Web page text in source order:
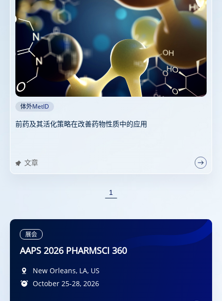
体外MetID
前药及其活化策略在改善药物性质中的应用
文章
1
展会
AAPS 2026 PHARMSCI 360
New Orleans, LA, US
October 25-28, 2026
展会
DMDG-GMP-SPS Joint Meeting 2026
Diplomat Hotel Prague, Evropská 15, 160 41
Praha 6, CZ
广州, CN 2026年10月9日-10日